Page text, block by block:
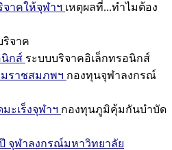
จาคให้จุฬาฯ เหตุผลที่...ทำไมต้อง
ริจาค
นิกส์ ระบบบริจาคอิเล็กทรอนิกส์
ราชสมภพฯ กองทุนจุฬาลงกรณ์
ะเร็งจุฬาฯ กองทุนภูมิคุ้มกันบำบัด
จุฬาลงกรณ์มหาวิทยาลัย